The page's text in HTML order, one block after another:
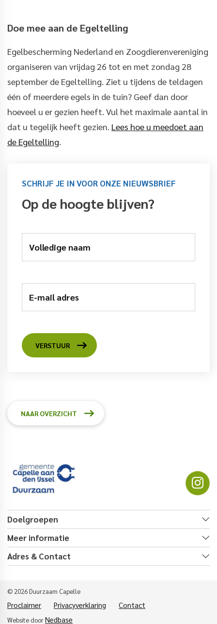
Doe mee aan de Egeltelling
Egelbescherming Nederland en Zoogdierenvereniging
organiseren van vrijdag 26 tot en met zondag 28
september de Egeltelling. Ziet u tijdens de teldagen
één of meerdere egels in de tuin? Geef dan door
hoeveel u er gezien heeft. Vul het maximale aantal in
dat u tegelijk heeft gezien. Lees hoe u meedoet aan
de Egeltelling.
SCHRIJF JE IN VOOR ONZE NIEUWSBRIEF
Op de hoogte blijven?
Volledige naam
E-mail adres
VERSTUUR
NAAR OVERZICHT
Doelgroepen
Meer informatie
Adres & Contact
© 2026 Duurzaam Capelle
Proclaimer Privacyverklaring Contact
Website doorNedbase